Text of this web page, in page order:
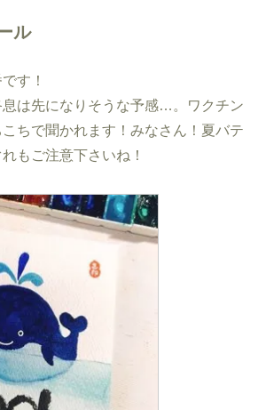
ル
す！
息は先になりそうな予感…。ワクチン
ちで聞かれます！みなさん！夏バテ
もご注意下さいね！